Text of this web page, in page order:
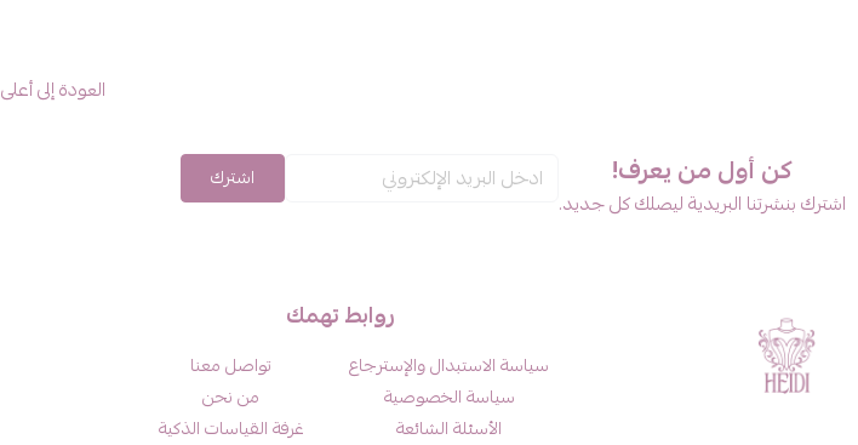
العودة إلى أعلى
كن أول من يعرف!
اشترك بنشرتنا البريدية ليصلك كل جديد.
اشترك
روابط تهمك
سياسة الاستبدال والإسترجاع
سياسة الخصوصية
الأسئلة الشائعة
تواصل معنا
من نحن
غرفة القياسات الذكية